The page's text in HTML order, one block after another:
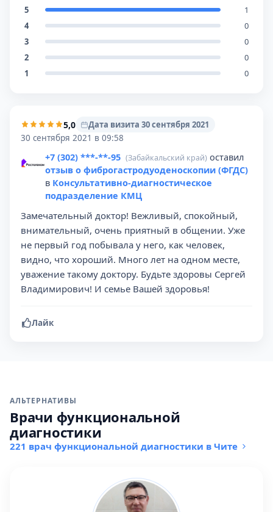
5
1
4
0
3
0
2
0
1
0
5,0
Дата визита 30 сентября 2021
30 сентября 2021 в 09:58
+7 (302) ***-**-95 (Забайкальский край) оставил
отзыв о фиброгастродуоденоскопии (ФГДС)
в Консультативно-диагностическое
подразделение КМЦ
Замечательный доктор! Вежливый, спокойный,
внимательный, очень приятный в общении. Уже
не первый год побывала у него, как человек,
видно, что хороший. Много лет на одном месте,
уважение такому доктору. Будьте здоровы Сергей
Владимирович! И семье Вашей здоровья!
Лайк
АЛЬТЕРНАТИВЫ
Врачи функциональной
диагностики
221 врач функциональной диагностики в Чите